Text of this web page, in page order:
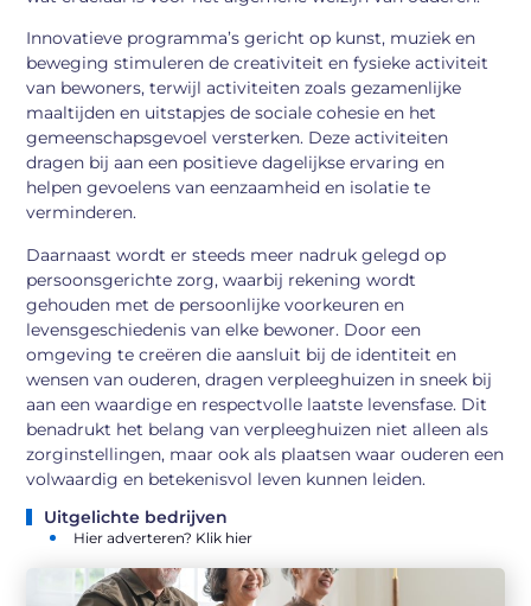
Innovatieve programma’s gericht op kunst, muziek en
beweging stimuleren de creativiteit en fysieke activiteit
van bewoners, terwijl activiteiten zoals gezamenlijke
maaltijden en uitstapjes de sociale cohesie en het
gemeenschapsgevoel versterken. Deze activiteiten
dragen bij aan een positieve dagelijkse ervaring en
helpen gevoelens van eenzaamheid en isolatie te
verminderen.
Daarnaast wordt er steeds meer nadruk gelegd op
persoonsgerichte zorg, waarbij rekening wordt
gehouden met de persoonlijke voorkeuren en
levensgeschiedenis van elke bewoner. Door een
omgeving te creëren die aansluit bij de identiteit en
wensen van ouderen, dragen verpleeghuizen in sneek bij
aan een waardige en respectvolle laatste levensfase. Dit
benadrukt het belang van verpleeghuizen niet alleen als
zorginstellingen, maar ook als plaatsen waar ouderen een
volwaardig en betekenisvol leven kunnen leiden.
Uitgelichte bedrijven
Hier adverteren? Klik hier